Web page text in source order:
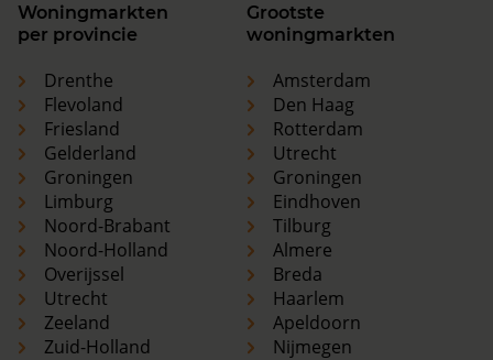
Woningmarkten
per provincie
Drenthe
Flevoland
Friesland
Gelderland
Groningen
Limburg
Noord-Brabant
Noord-Holland
Overijssel
Utrecht
Zeeland
Zuid-Holland
Grootste
woningmarkten
Amsterdam
Den Haag
Rotterdam
Utrecht
Groningen
Eindhoven
Tilburg
Almere
Breda
Haarlem
Apeldoorn
Nijmegen